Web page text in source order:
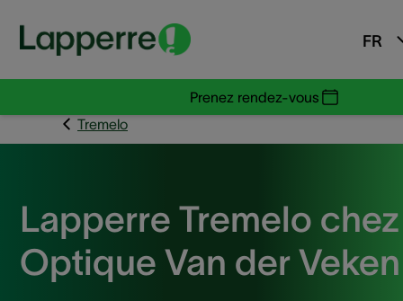
FR
Prenez rendez-vous
Tremelo
Lapperre Tremelo chez
Optique Van der Veken